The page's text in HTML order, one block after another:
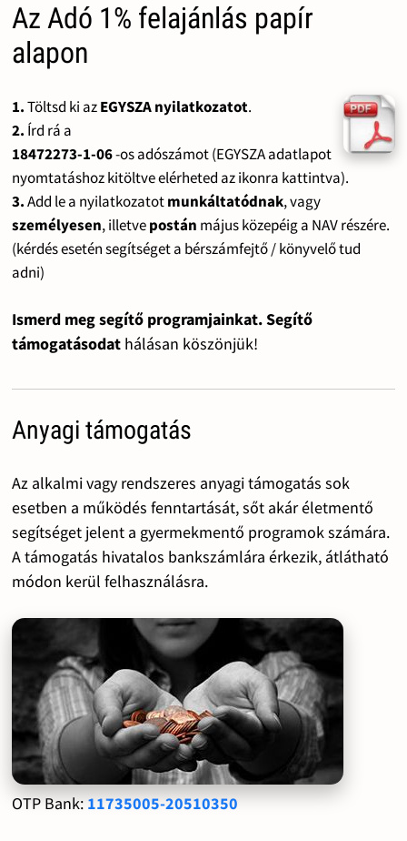
Az Adó 1% felajánlás papír
alapon
1.Töltsd ki azEGYSZA nyilatkozatot.
2. Írd rá a
18472273-1-06-os adószámot (EGYSZA adatlapot
nyomtatáshoz kitöltve elérheted az ikonra kattintva).
3.Add le a nyilatkozatotmunkáltatódnak, vagy
személyesen, illetvepostán május közepéig a NAV részére.
(kérdés esetén segítséget a bérszámfejtő / könyvelő tud
adni)
Ismerd meg segítő programjainkat. Segítő
támogatásodat hálásan köszönjük!
Anyagi támogatás
Az alkalmi vagy rendszeres anyagi támogatás sok
esetben a működés fenntartását, sőt akár életmentő
segítséget jelent a gyermekmentő programok számára.
A támogatás hivatalos bankszámlára érkezik, átlátható
módon kerül felhasználásra.
OTP Bank: 11735005-20510350